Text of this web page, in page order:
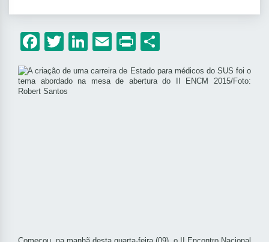
Facebook
Twitter
LinkedIn
Email
Print